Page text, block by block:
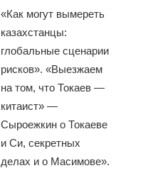
«Как могут вымереть
казахстанцы:
глобальные сценарии
рисков». «Выезжаем
на том, что Токаев —
китаист» —
Сыроежкин о Токаеве
и Си, секретных
делах и о Масимове».